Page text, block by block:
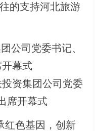
的支持河北旅游
资集团公司党委
席开幕式
色基因，创新